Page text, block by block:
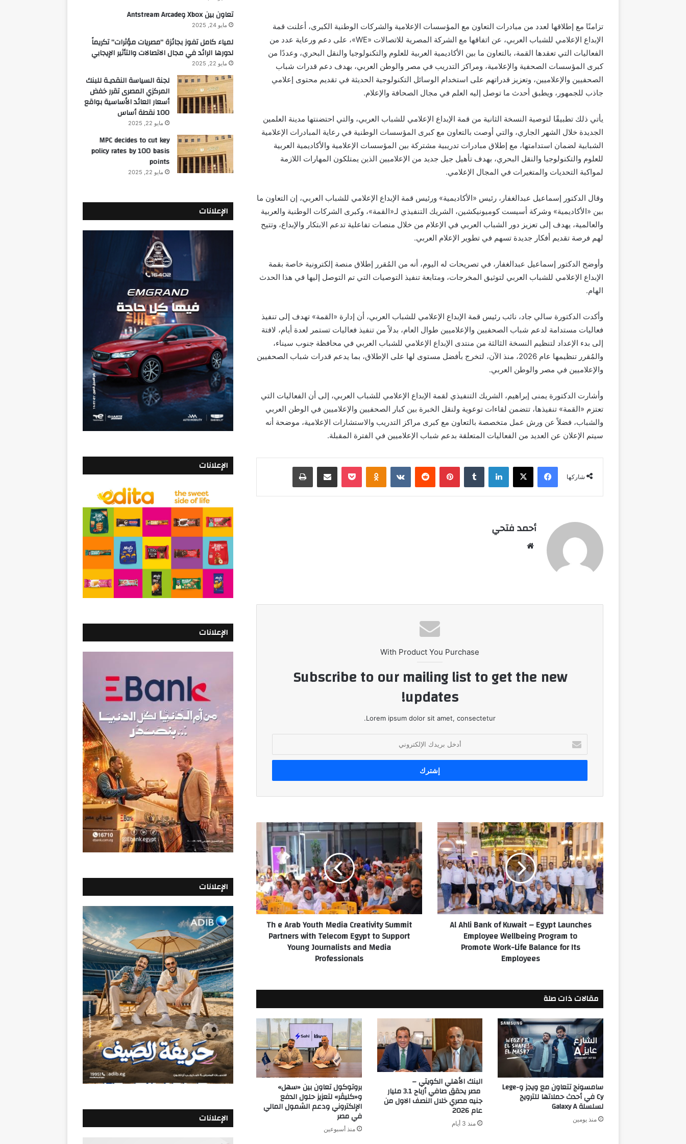
تزامنًا مع إطلاقها لعدد من مبادرات التعاون مع المؤسسات الإعلامية والشركات الوطنية الكبرى، أعلنت قمة
الإبداع الإعلامي للشباب العربي، عن اتفاقها مع الشركة المصرية للاتصالات «WE»، على دعم ورعاية عدد من
الفعاليات التي تعقدها القمة، بالتعاون ما بين الأكاديمية العربية للعلوم والتكنولوجيا والنقل البحري، وعددًا من
كبرى المؤسسات الصحفية والإعلامية، ومراكز التدريب في مصر والوطن العربي، بهدف دعم قدرات شباب
الصحفيين والإعلاميين، وتعزيز قدراتهم على استخدام الوسائل التكنولوجية الحديثة في تقديم محتوى إعلامي
جاذب للجمهور، ويطبق أحدث ما توصل إليه العلم في مجال الصحافة والإعلام.
يأتي ذلك تطبيقًا لتوصية النسخة الثانية من قمة الإبداع الإعلامي للشباب العربي، والتي احتضنتها مدينة العلمين
الجديدة خلال الشهر الجاري، والتي أوصت بالتعاون مع كبرى المؤسسات الوطنية في رعاية المبادرات الإعلامية
الشبابية لضمان استدامتها، مع إطلاق مبادرات تدريبية مشتركة بين المؤسسات الإعلامية والأكاديمية العربية
للعلوم والتكنولوجيا والنقل البحري، بهدف تأهيل جيل جديد من الإعلاميين الذين يمتلكون المهارات اللازمة
لمواكبة التحديات والمتغيرات في المجال الإعلامي.
وقال الدكتور إسماعيل عبدالغفار، رئيس «الأكاديمية» ورئيس قمة الإبداع الإعلامي للشباب العربي، إن التعاون ما
بين «الأكاديمية» وشركة أسيست كوميونيكشين، الشريك التنفيذي لـ«القمة»، وكبرى الشركات الوطنية والعربية
والعالمية، يهدف إلى تعزيز دور الشباب العربي في الإعلام من خلال منصات تفاعلية تدعم الابتكار والإبداع، وتتيح
لهم فرصة تقديم أفكار جديدة تسهم في تطوير الإعلام العربي.
وأوضح الدكتور إسماعيل عبدالغفار، في تصريحات له اليوم، أنه من المُقرر إطلاق منصة إلكترونية خاصة بقمة
الإبداع الإعلامي للشباب العربي لتوثيق المخرجات، ومتابعة تنفيذ التوصيات التي تم التوصل إليها في هذا الحدث
الهام.
وأكدت الدكتورة سالي جاد، نائب رئيس قمة الإبداع الإعلامي للشباب العربي، أن إدارة «القمة» تهدف إلى تنفيذ
فعاليات مستدامة لدعم شباب الصحفيين والإعلاميين طوال العام، بدلاً من تنفيذ فعاليات تستمر لعدة أيام، لافتة
إلى بدء الإعداد لتنظيم النسخة الثالثة من منتدى الإبداع الإعلامي للشباب العربي في محافظة جنوب سيناء،
والمُقرر تنظيمها عام 2026، منذ الآن، لتخرج بأفضل مستوى لها على الإطلاق، بما يدعم قدرات شباب الصحفيين
والإعلاميين في مصر والوطن العربي.
وأشارت الدكتورة يمنى إبراهيم، الشريك التنفيذي لقمة الإبداع الإعلامي للشباب العربي، إلى أن الفعاليات التي
تعتزم «القمة» تنفيذها، تتضمن لقاءات توعوية ولنقل الخبرة بين كبار الصحفيين والإعلاميين في الوطن العربي
والشباب، فضلاً عن ورش عمل متخصصة بالتعاون مع كبرى مراكز التدريب والاستشارات الإعلامية، موضحة أنه
سيتم الإعلان عن العديد من الفعاليات المتعلقة بدعم شباب الإعلاميين في الفترة المقبلة.
شاركها
فيسبوك ‫X لينكدإن بينتيريست Odnoklassniki
‫Pocket مشاركة عبر البريد طباعة
أحمد فتحي
With Product You Purchase
Subscribe to our mailing list to get the new
updates!
Lorem ipsum dolor sit amet, consectetur.
بريدك
الإلكتروني
Ahli
Bank
of
Kuwait
–
Egypt
Launches
Employee
Wellbeing
for
Its
Employees
Al Ahli Bank of Kuwait – Egypt Launches
Employee Wellbeing Program to
Promote Work-Life Balance for Its
Employees
Arab
Youth
Media
Creativity
Summit
Partners
with
Telecom
Egypt
Professionals
Th e Arab Youth Media Creativity Summit
Partners with Telecom Egypt to Support
Young Journalists and Media
Professionals
مقالات ذات صلة
سامسونج تتعاون مع ويجز وLege-
Cy في أحدث حملاتها للترويج
لسلسلة Galaxy A
منذ يومين
البنك الأهلي الكويتي –
مصر يحقق صافي أرباح 3.1 مليار
جنيه مصري خلال النصف الاول من
عام 2026
منذ 3 أيام
بروتوكول تعاون بين «سهل»
و«كليڤر» لتعزيز حلول الدفع
الإلكتروني ودعم الشمول المالي
في مصر
منذ أسبوعين
تعاون بين Xbox وAntstream Arcade
مايو 24, 2025
لمياء كامل تفوز بجائزة “مصريات مؤثرات” تكريماً
لدورها الرائد في مجال الاتصالات والتأثير الإيجابي
مايو 22, 2025
لجنة السياسة النقديـة للبنك
المركزي المصرى تقرر خفض
أسعار العائد الأساسية بواقع
100 نقطة أساس
مايو 22, 2025
MPC decides to cut key
policy rates by 100 basis
points
مايو 22, 2025
الإعلانات
الإعلانات
الإعلانات
الإعلانات
الإعلانات